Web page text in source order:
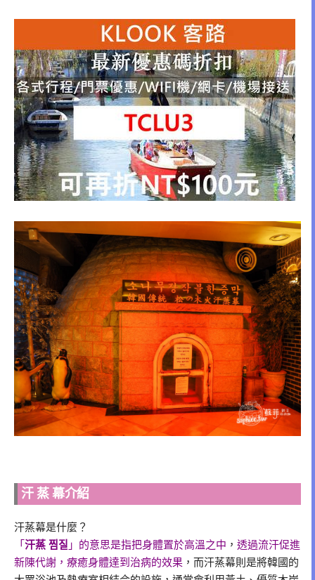
汗 蒸 幕介紹
汗蒸幕是什麼？
「 汗蒸 찜질 」的意思是指把身體置於高溫之中 ， 透過流汗促進
新陳代謝，療癒身體達到治病的效果 ，而汗蒸幕則是將韓國的